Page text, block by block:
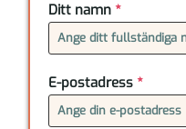
Ditt namn*
E-postadress*